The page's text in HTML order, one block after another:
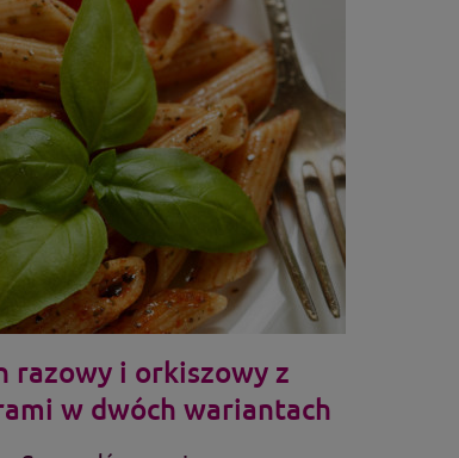
razowy i orkiszowy z
w dwóch wariantach